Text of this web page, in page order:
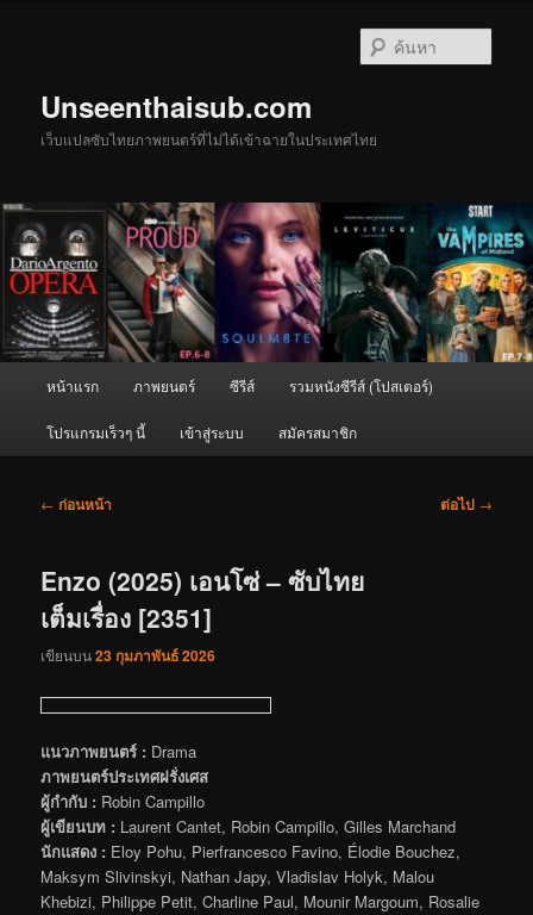
Unseenthaisub.com
เว็บแปลซับไทยภาพยนตร์ที่ไม่ได้เข้าฉายในประเทศไทย
หน้าแรก ภาพยนตร์ ซีรีส์ รวมหนังซีรีส์ (โปสเตอร์)
โปรแกรมเร็วๆ นี้ เข้าสู่ระบบ สมัครสมาชิก
เมนู
← ก่อนหน้า ต่อไป →
Enzo (2025) เอนโซ่ – ซับไทย
เต็มเรื่อง [2351]
เขียนบน23 กุมภาพันธ์ 2026
แนวภาพยนตร์ : Drama
ภาพยนตร์ประเทศฝรั่งเศส
ผู้กำกับ : Robin Campillo
ผู้เขียนบท : Laurent Cantet, Robin Campillo, Gilles Marchand
นักแสดง : Eloy Pohu, Pierfrancesco Favino, Élodie Bouchez,
Maksym Slivinskyi, Nathan Japy, Vladislav Holyk, Malou
Khebizi, Philippe Petit, Charline Paul, Mounir Margoum, Rosalie